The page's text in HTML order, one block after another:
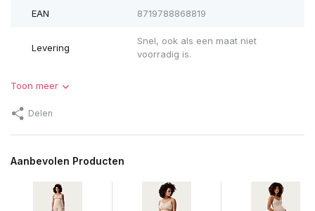
EAN 8719788868819
Levering
Snel, ook als een maat niet
voorradig is.
Toon meer
Delen
Aanbevolen Producten